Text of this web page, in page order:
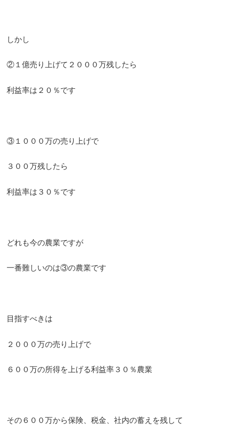
しかし
②１億売り上げて２０００万残したら
利益率は２０％です
③１０００万の売り上げで
３００万残したら
利益率は３０％です
どれも今の農業ですが
一番難しいのは③の農業です
目指すべきは
２０００万の売り上げで
６００万の所得を上げる利益率３０％農業
その６００万から保険、税金、社内の蓄えを残して